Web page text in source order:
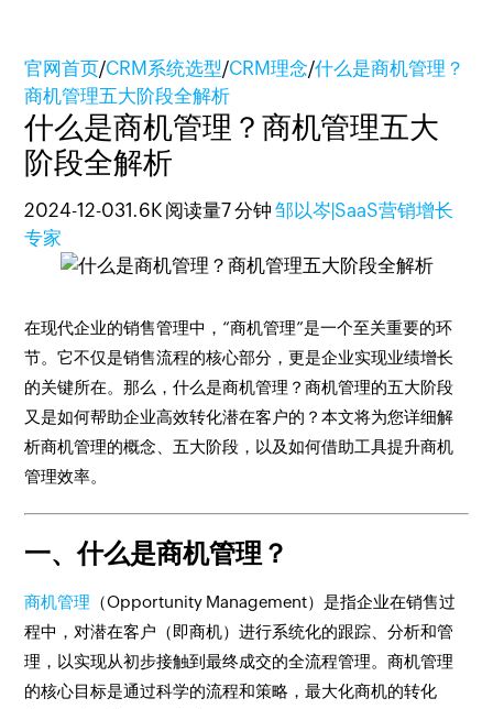
官网首页/CRM系统选型/CRM理念/什么是商机管理？
商机管理五大阶段全解析
什么是商机管理？商机管理五大
阶段全解析
2024-12-031.6K 阅读量7 分钟 邹以岑|SaaS营销增长
专家
在现代企业的销售管理中，“商机管理”是一个至关重要的环
节。它不仅是销售流程的核心部分，更是企业实现业绩增长
的关键所在。那么，什么是商机管理？商机管理的五大阶段
又是如何帮助企业高效转化潜在客户的？本文将为您详细解
析商机管理的概念、五大阶段，以及如何借助工具提升商机
管理效率。
一、什么是商机管理？
商机管理 （Opportunity Management）是指企业在销售过
程中，对潜在客户（即商机）进行系统化的跟踪、分析和管
理，以实现从初步接触到最终成交的全流程管理。商机管理
的核心目标是通过科学的流程和策略，最大化商机的转化